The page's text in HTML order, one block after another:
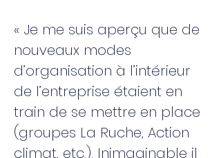
« Je me suis aperçu que de
nouveaux modes
d’organisation à l’intérieur
de l’entreprise étaient en
train de se mettre en place
(groupes La Ruche, Action
climat, etc.). Inimaginable il